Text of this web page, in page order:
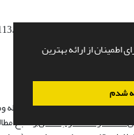
از ارائه بهترین
شدم
سبحانه و تعالی». (همان،113)
وسیله حصول آن ساخته و واسطه
فاحش‏تر که مطلوب اصلیرا تابع